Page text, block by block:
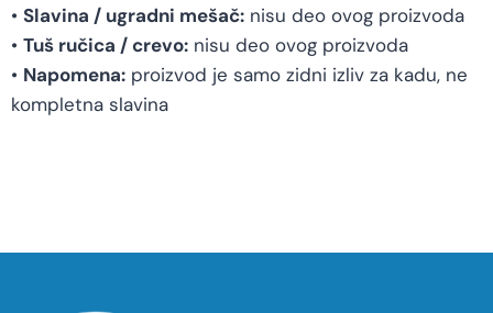
• Slavina / ugradni mešač: nisu deo ovog proizvoda
• Tuš ručica / crevo: nisu deo ovog proizvoda
• Napomena: proizvod je samo zidni izliv za kadu, ne
kompletna slavina